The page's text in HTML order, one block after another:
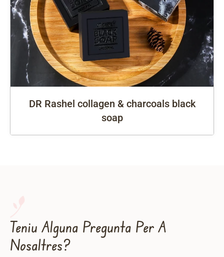
DR Rashel collagen & charcoals black
soap
Teniu Alguna Pregunta Per A
Nosaltres?